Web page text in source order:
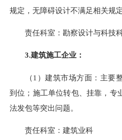
规定 ， 无障碍设计不满足相关规
责任科室： 勘察设计与科技
3.建筑施工企业：
（1 ）建筑市场方面： 主要
到位； 施工单位转包、挂靠，专
法发包等突出问题。
责任科室 ： 建筑业科